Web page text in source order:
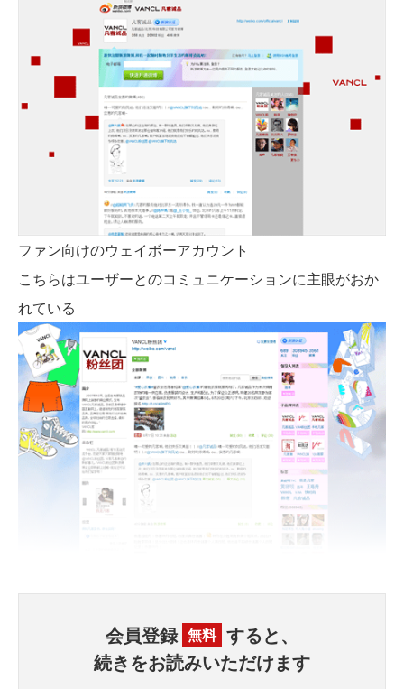
ファン向けのウェイボーアカウント
こちらはユーザーとのコミュニケーションに主眼がおか
れている
会員登録 無料 すると、
続きをお読みいただけます